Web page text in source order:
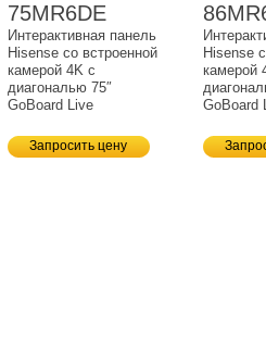
75MR6DE
Интерактивная панель
Hisense со встроенной
камерой 4K с
диагональю 75″
GoBoard Live
Запросить цену
Hisense
камерой
GoBoard